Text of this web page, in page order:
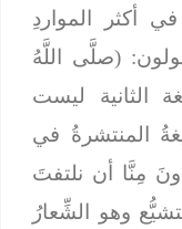
أكثر المواردِ
(صلَّى اللَّهُ
الثانية ليست
المنتشرةُ في
مِنَّا أن نلتفتَ
وهو الشِّعارُ